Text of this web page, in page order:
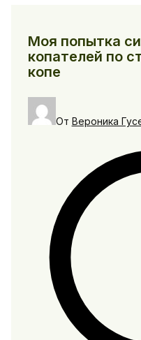
Моя попытка
копателей по
копе
От Вероника